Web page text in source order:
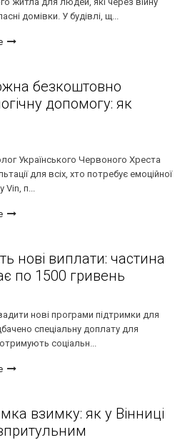
домівки. У будівлі, щ...
безкоштовно
допомогу: як
Українського Червоного Хреста
для всіх, хто потребує емоційної
п...
нові виплати: частина
по 1500 гривень
нові програми підтримки для
спеціальну доплату для
соціальн...
взимку: як у Вінниці